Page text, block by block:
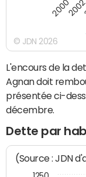
20002002
© JDN 2026
L'encours de la
Agnan doit
présentée ci-
décembre.
Dette par
(Source : JDN